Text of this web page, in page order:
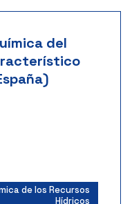
del
de los Recursos
Hídricos